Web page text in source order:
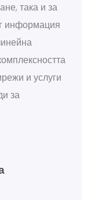
така и за
информация
и услуги
за